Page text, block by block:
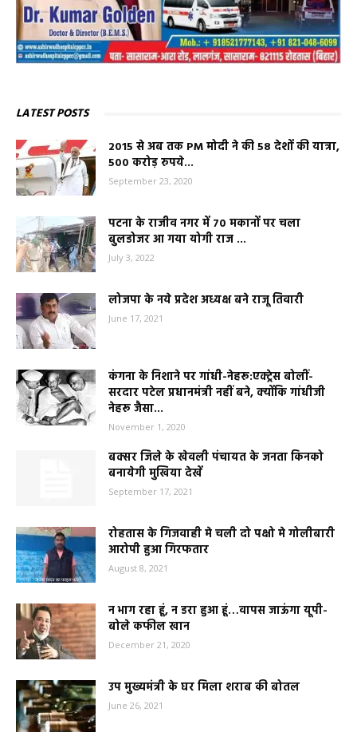
LATEST POSTS
2015 से अब तक PM मोदी ने की 58 देशों की यात्रा,
500 करोड़ रुपये...
September 23, 2020
पटना के राजीव नगर में 70 मकानों पर चला
बुलडोजर आ गया योगी राज ...
July 3, 2022
लोजपा के नये प्रदेश अध्यक्ष बने राजू तिवारी
June 17, 2021
कंगना के निशाने पर गांधी-नेहरू:एक्ट्रेस बोलीं-
सरदार पटेल प्रधानमंत्री नहीं बने, क्योंकि गांधीजी
नेहरू जैसा...
November 1, 2020
बक्सर जिले के खेवली पंचायत के जनता किनको
बनायेगी मुखिया देखें
September 17, 2021
रोहतास के गिजवाही मे चली दो पक्षो मे गोलीबारी
आरोपी हुआ गिरफतार
August 8, 2021
न भाग रहा हूं, न डरा हुआ हूं…वापस जाऊंगा यूपी-
बोले कफील खान
December 21, 2020
उप मुख्यमंत्री के घर मिला शराब की बोतल
June 26, 2021